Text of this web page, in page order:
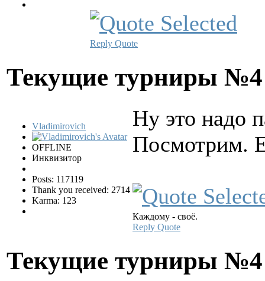
Reply Quote
Текущие турниры
Vladimirovich
OFFLINE
Инквизитор
Posts: 117119
Thank you received: 2714
Karma: 123
Ну это надо
Посмотрим.
Каждому - своё.
Reply Quote
Текущие турниры